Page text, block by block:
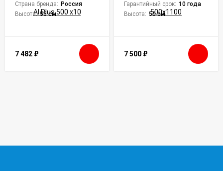
Страна бренда: Россия
Высота: 56 см
7 482 ₽
Гарантийный срок: 10 года
Высота: 50 см
7 500 ₽